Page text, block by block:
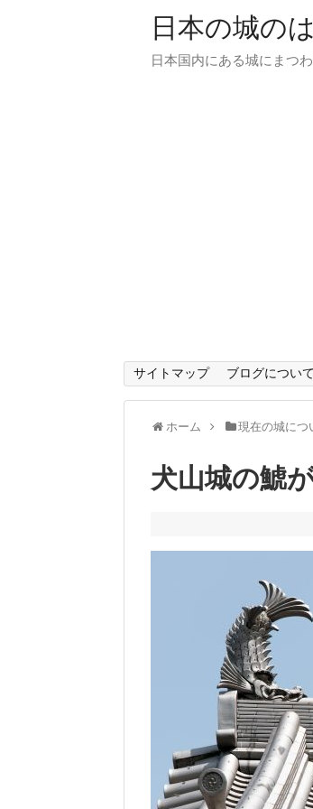
日本の城の
日本国内にある城にまつ
サイトマップ ブログについて
ホーム 現在の城につ
犬山城の鯱